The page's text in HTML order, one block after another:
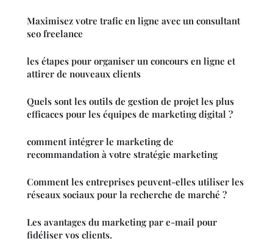
Maximisez votre trafic en ligne avec un consultant
seo freelance
les étapes pour organiser un concours en ligne et
attirer de nouveaux clients
Quels sont les outils de gestion de projet les plus
efficaces pour les équipes de marketing digital ?
comment intégrer le marketing de
recommandation à votre stratégie marketing
Comment les entreprises peuvent-elles utiliser les
réseaux sociaux pour la recherche de marché ?
Les avantages du marketing par e-mail pour
fidéliser vos clients.